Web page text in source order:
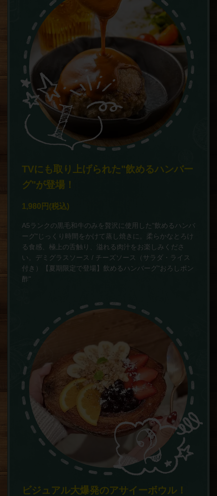
TVにも取り上げられた"飲めるハンバー
グ"が登場！
1,980円 (税込)
A5ランクの黒毛和牛のみを贅沢に使用した"飲めるハンバ
ーグ"じっくり時間をかけて蒸し焼きに。柔らかなとろけ
る食感、極上の舌触り、溢れる肉汁をお楽しみくださ
い。デミグラスソース / チーズソース（サラダ・ライス
付き）【夏期限定で登場】飲めるハンバーグ"おろしポン
酢"
ビジュアル大爆発のアサイーボウル！